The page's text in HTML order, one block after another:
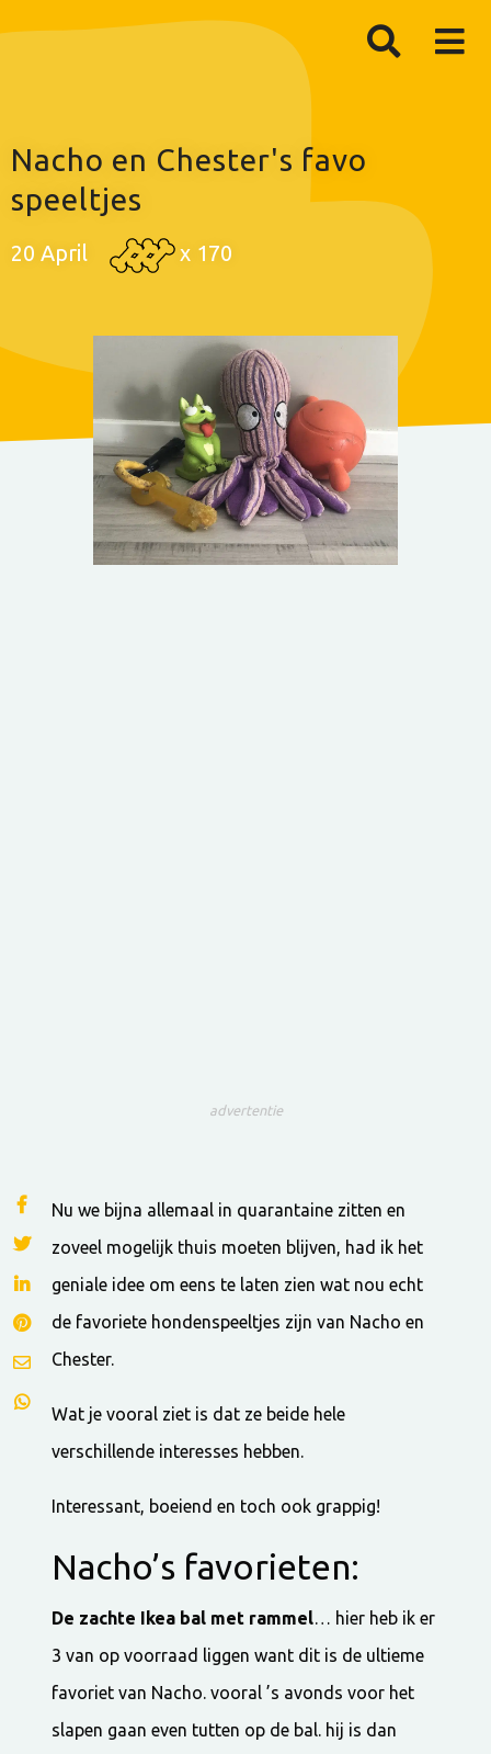
Nacho en Chester's favo
speeltjes
20 April x 170
advertentie
Nu we bijna allemaal in quarantaine zitten en
zoveel mogelijk thuis moeten blijven, had ik het
geniale idee om eens te laten zien wat nou echt
de favoriete hondenspeeltjes zijn van Nacho en
Chester.
Wat je vooral ziet is dat ze beide hele
verschillende interesses hebben.
Interessant, boeiend en toch ook grappig!
Nacho’s favorieten:
De zachte Ikea bal met rammel… hier heb ik er
3 van op voorraad liggen want dit is de ultieme
favoriet van Nacho. vooral ’s avonds voor het
slapen gaan even tutten op de bal. hij is dan